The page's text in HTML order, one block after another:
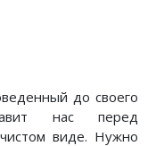
до своего
нас перед
виде. Нужно